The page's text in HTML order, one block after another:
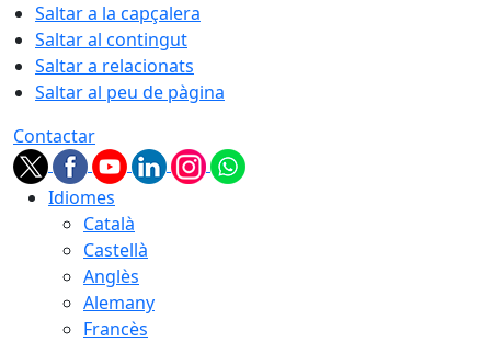
Saltar a la capçalera
Saltar al contingut
Saltar a relacionats
Saltar al peu de pàgina
Contactar
Idiomes
Català
Castellà
Anglès
Alemany
Francès